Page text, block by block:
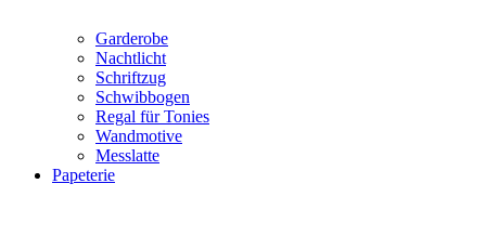
Garderobe
Nachtlicht
Schriftzug
Schwibbogen
Regal für Tonies
Wandmotive
Messlatte
Papeterie